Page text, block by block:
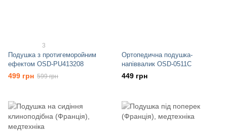
3
Подушка з протигеморойним
ефектом OSD-PU413208
499 грн 599 грн
Ортопедична подушка-
напіввалик OSD-0511C
449 грн